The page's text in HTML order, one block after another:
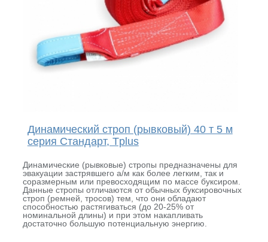
Динамический строп (рывковый) 40 т 5 м
серия Стандарт, Tplus
Динамические (рывковые) стропы предназначены для
эвакуации застрявшего а/м как более легким, так и
соразмерным или превосходящим по массе буксиром.
Данные стропы отличаются от обычных буксировочных
строп (ремней, тросов) тем, что они обладают
способностью растягиваться (до 20-25% от
номинальной длины) и при этом накапливать
достаточно большую потенциальную энергию.